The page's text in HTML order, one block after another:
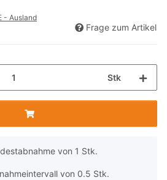
- Ausland
Frage zum Artikel
Stk
von 1 Stk.
von 0.5 Stk.